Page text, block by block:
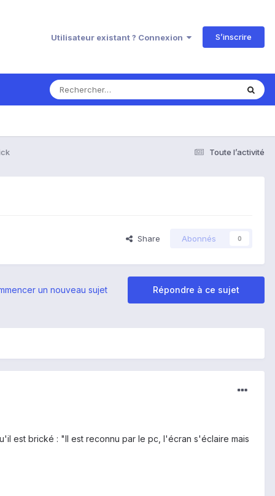
Utilisateur existant ? Connexion S’inscrire
Toute l’activité
Share Abonnés 0
Répondre à ce sujet
un nouveau sujet
est brické : "Il est reconnu par le pc, l'écran s'éclaire mais